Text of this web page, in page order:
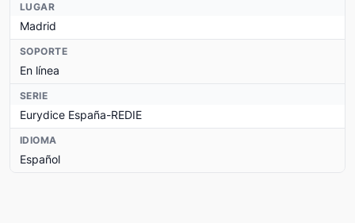
LUGAR
Madrid
SOPORTE
En línea
SERIE
Eurydice España-REDIE
IDIOMA
Español